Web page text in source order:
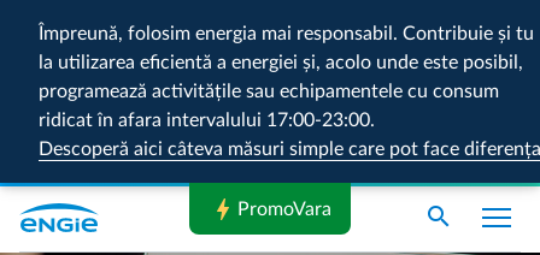
Împreună, folosim energia mai responsabil. Contribuie și tu
la utilizarea eficientă a energiei și, acolo unde este posibil,
programează activitățile sau echipamentele cu consum
ridicat în afara intervalului 17:00-23:00.
Descoperă aici câteva măsuri simple care pot face diferența
search
bolt PromoVara